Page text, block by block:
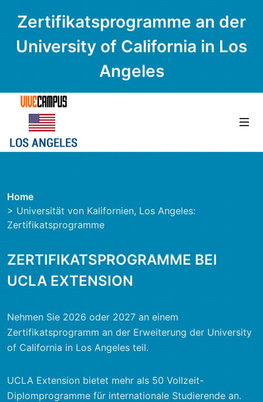
Zertifikatsprogramme an der
University of California in Los
Angeles
Home
> Universität von Kalifornien, Los Angeles:
Zertifikatsprogramme
ZERTIFIKATSPROGRAMME BEI
UCLA EXTENSION
Nehmen Sie 2026 oder 2027 an einem
Zertifikatsprogramm an der Erweiterung der University
of California in Los Angeles teil.
UCLA Extension bietet mehr als 50 Vollzeit-
Diplomprogramme für internationale Studierende an.